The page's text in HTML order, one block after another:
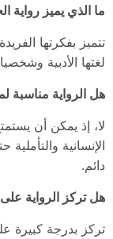
ما الذي يميز رواية
تتميز بفكرتها
لغتها الأدبية
هل الرواية مناسبة
لا، إذ يمكن أن
الإنسانية
دائم.
هل تركز الرواية
تركز بدرجة كبيرة